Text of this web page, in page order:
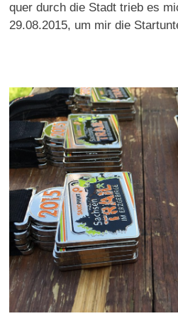
quer durch die Stadt trieb es
29.08.2015, um mir die